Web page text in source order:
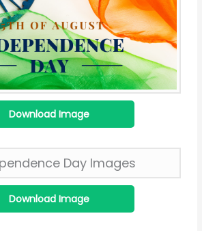
Download Image
Download Image